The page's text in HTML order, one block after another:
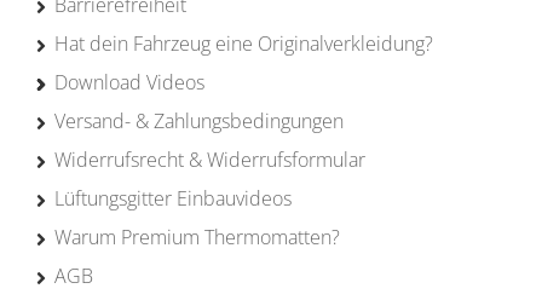
Hat dein Fahrzeug eine Originalverkleidung?
Download Videos
Versand- & Zahlungsbedingungen
Widerrufsrecht & Widerrufsformular
Lüftungsgitter Einbauvideos
Warum Premium Thermomatten?
AGB